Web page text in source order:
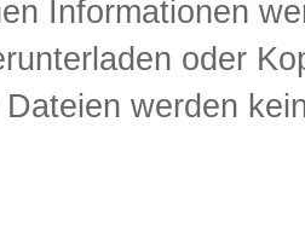
Informationen
oder
werden